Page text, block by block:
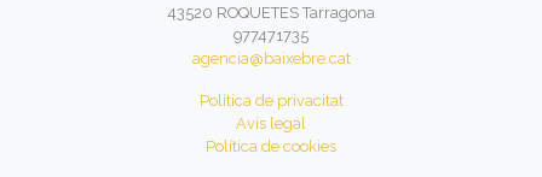
43520 ROQUETES Tarragona
977471735
agencia@baixebre.cat
Política de privacitat
Avís legal
Política de cookies